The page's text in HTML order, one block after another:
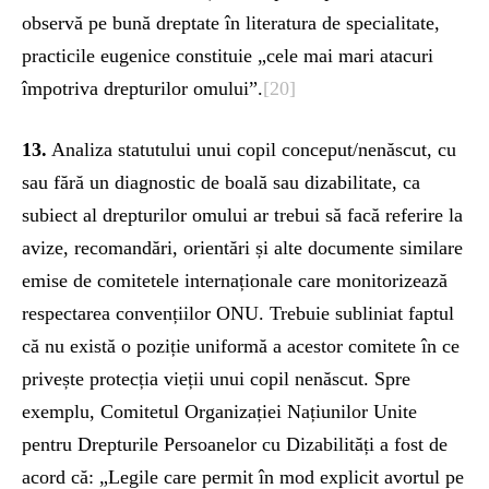
observă pe bună dreptate în literatura de specialitate,
practicile eugenice constituie „cele mai mari atacuri
împotriva drepturilor omului”.[20]
13. Analiza statutului unui copil conceput/nenăscut, cu
sau fără un diagnostic de boală sau dizabilitate, ca
subiect al drepturilor omului ar trebui să facă referire la
avize, recomandări, orientări și alte documente similare
emise de comitetele internaționale care monitorizează
respectarea convențiilor ONU. Trebuie subliniat faptul
că nu există o poziție uniformă a acestor comitete în ce
privește protecția vieții unui copil nenăscut. Spre
exemplu, Comitetul Organizației Națiunilor Unite
pentru Drepturile Persoanelor cu Dizabilități a fost de
acord că: „Legile care permit în mod explicit avortul pe